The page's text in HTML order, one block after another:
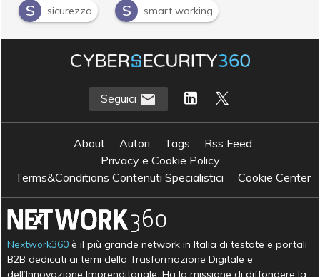
S
sicurezza S smart working
Z ZeroTrust
Seguici
About Autori Tags
Rss Feed
Privacy e Cookie Policy
Terms&Conditions Contenuti Specialistici
Cookie Center
Nextwork360 è il più grande network in Italia di testate e portali
B2B dedicati ai temi della Trasformazione Digitale e
dell’Innovazione Imprenditoriale. Ha la missione di diffondere la